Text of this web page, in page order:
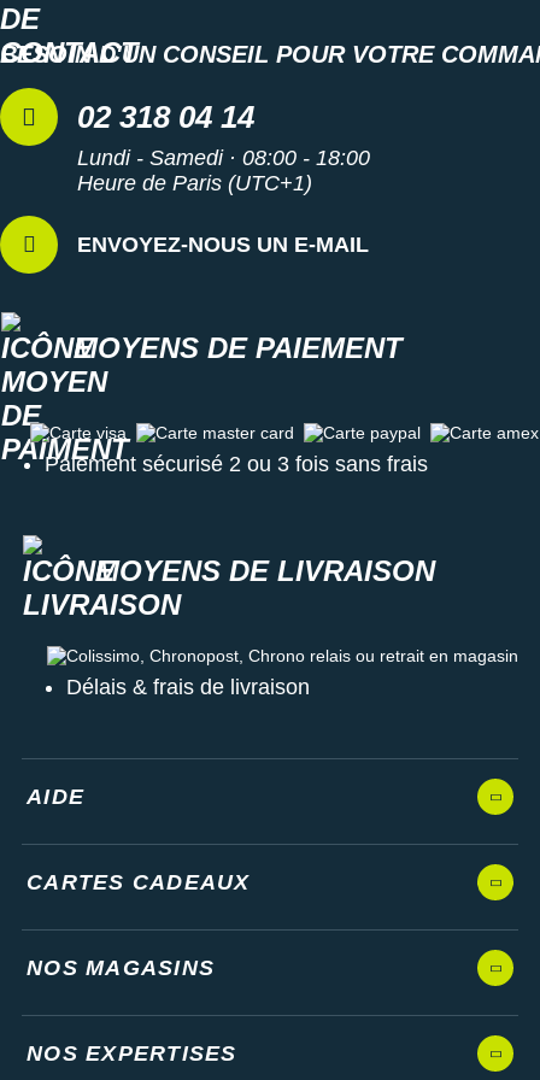
BESOIN D'UN CONSEIL POUR VOTRE
02 318 04 14
Lundi - Samedi · 08:00 - 18:00
Heure de Paris (UTC+1)
ENVOYEZ-NOUS UN E-MAIL
MOYENS DE PAIEMENT
Carte visa Carte master card Carte paypal Carte amex
Paiement sécurisé 2 ou 3 fois sans frais
MOYENS DE LIVRAISON
Colissimo, Chronopost, Chrono relais ou retrait en magasin
Délais & frais de livraison
AIDE
CARTES CADEAUX
NOS MAGASINS
NOS EXPERTISES